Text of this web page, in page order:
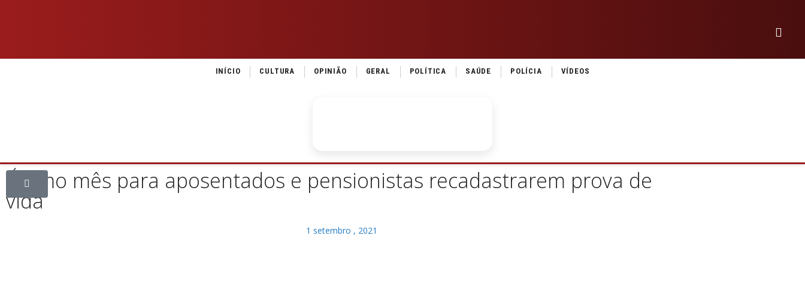
INÍCIO CULTURA OPINIÃO GERAL POLÍTICA SAÚDE POLÍCIA VÍDEOS
Último mês para aposentados e pensionistas recadastrarem prova de
vida
1 setembro , 2021